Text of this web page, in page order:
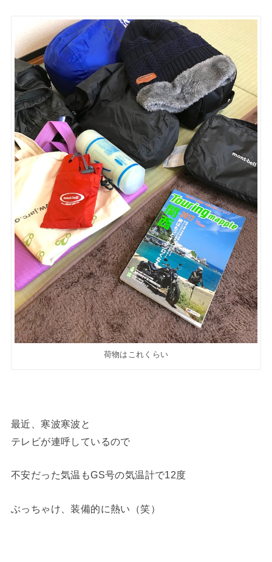
荷物はこれくらい
最近、寒波寒波と
テレビが連呼しているので
不安だった気温もGS号の気温計で12度
ぶっちゃけ、装備的に熱い（笑）